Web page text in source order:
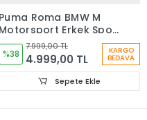
Puma Roma BMW M
Motorsport Erkek Spor
Beyaz
30911402
%38
7.999,00 TL
4.999,00 TL
KARGO
BEDAVA
Sepete Ekle